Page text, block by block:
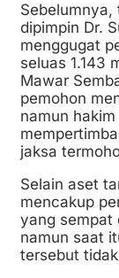
Sebelumnya,
dipimpin Dr.
menggugat
seluas 1.143
Mawar
pemohon
namun
jaksa
Selain aset
mencakup
yang sempat
namun saat
tersebut